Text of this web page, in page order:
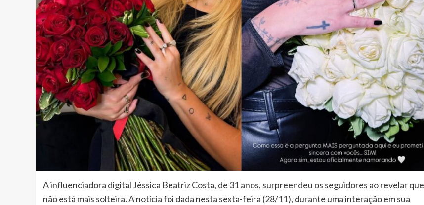
A influenciadora digital Jéssica Beatriz Costa, de 31 anos, surpreendeu os seguidores ao revelar que
não está mais solteira. A notícia foi dada nesta sexta-feira (28/11), durante uma interação em sua